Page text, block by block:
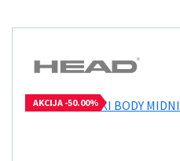
AKCIJA -50.00%